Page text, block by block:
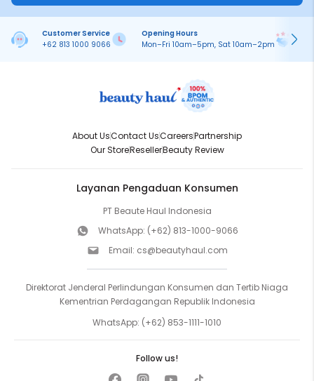
Customer Service
+62 813 1000 9066
Opening Hours
Mon–Fri 10am–5pm, Sat 10am–2pm
About UsContact UsCareersPartnership
Our StoreResellerBeauty Review
Layanan Pengaduan Konsumen
PT Beaute Haul Indonesia
WhatsApp: (+62) 813-1000-9066
Email: cs@beautyhaul.com
Direktorat Jenderal Perlindungan Konsumen dan Tertib Niaga
Kementrian Perdagangan Republik Indonesia
WhatsApp: (+62) 853-1111-1010
Follow us!